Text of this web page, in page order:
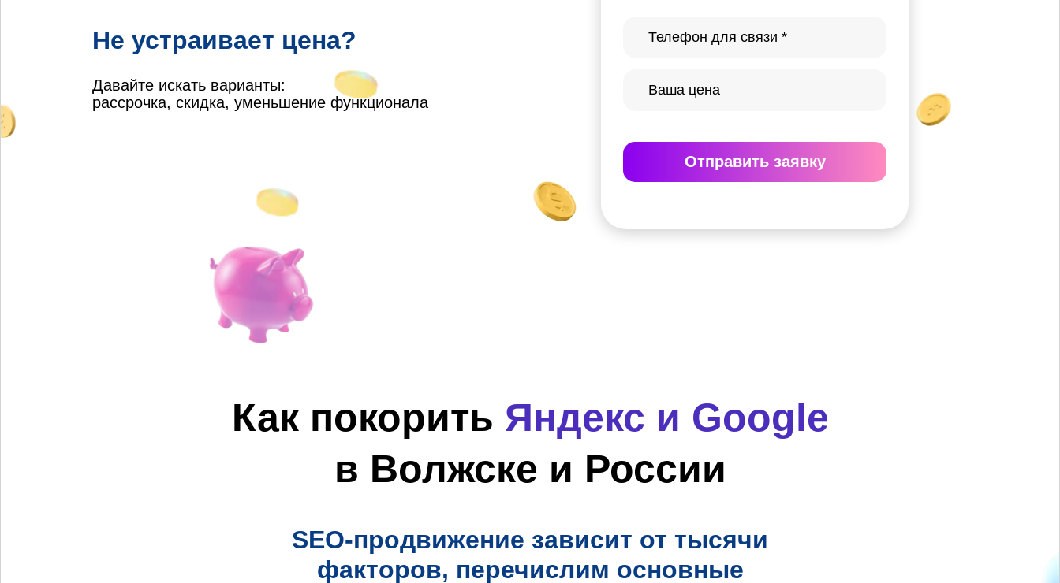
Не устраивает цена?
Давайте искать варианты:
рассрочка, скидка, уменьшение функционала
Отправить заявку
Как покорить Яндекс и Google
в Волжске и России
SEO-продвижение зависит от тысячи
факторов, перечислим основные